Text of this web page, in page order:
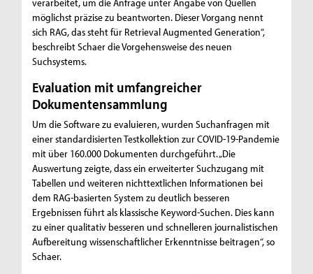
möglichst präzise zu beantworten. Dieser Vorgang nennt
sich RAG, das steht für Retrieval Augmented Generation“,
beschreibt Schaer die Vorgehensweise des neuen
Suchsystems.
Evaluation mit umfangreicher
Dokumentensammlung
Um die Software zu evaluieren, wurden Suchanfragen mit
einer standardisierten Testkollektion zur COVID-19-Pandemie
mit über 160.000 Dokumenten durchgeführt. „Die
Auswertung zeigte, dass ein erweiterter Suchzugang mit
Tabellen und weiteren nichttextlichen Informationen bei
dem RAG-basierten System zu deutlich besseren
Ergebnissen führt als klassische Keyword-Suchen. Dies kann
zu einer qualitativ besseren und schnelleren journalistischen
Aufbereitung wissenschaftlicher Erkenntnisse beitragen“, so
Schaer.